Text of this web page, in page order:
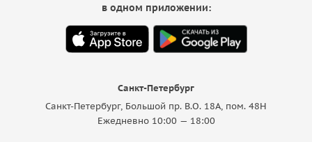
Санкт-Петербург
Санкт-Петербург, Большой пр. В.О. 18A, пом. 48Н
Ежедневно 10:00 — 18:00
в одном приложении: